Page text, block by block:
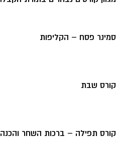
סמינר פסח – הקליפות
קורס שבת
קורס תפילה – ברכות השחר